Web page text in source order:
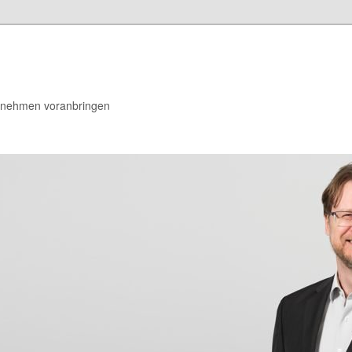
voranbringen